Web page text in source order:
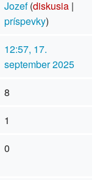
Jozef (diskusia|
príspevky)
12:57, 17.
september 2025
8
1
0